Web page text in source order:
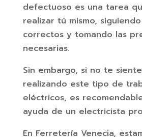
defectuoso es una tarea
realizar tú mismo,
correctos y tomando las
necesarias.
Sin embargo, si no te
realizando este tipo de
eléctricos, es
ayuda de un electricista
En Ferretería Venecia,